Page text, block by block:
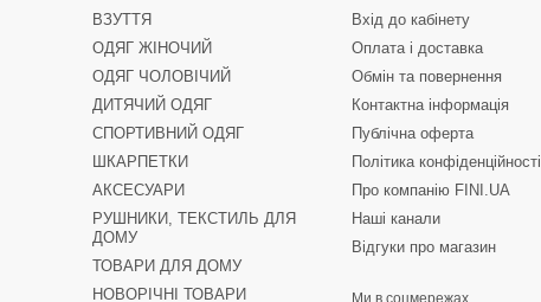
ВЗУТТЯ
ОДЯГ ЖІНОЧИЙ
ОДЯГ ЧОЛОВІЧИЙ
ДИТЯЧИЙ ОДЯГ
СПОРТИВНИЙ ОДЯГ
ШКАРПЕТКИ
АКСЕСУАРИ
РУШНИКИ, ТЕКСТИЛЬ ДЛЯ
ДОМУ
ТОВАРИ ДЛЯ ДОМУ
НОВОРІЧНІ ТОВАРИ
Вхід до кабінету
Оплата і доставка
Обмін та повернення
Контактна інформація
Публічна оферта
Політика конфіденційності
Про компанію FINI.UA
Наші канали
Відгуки про магазин